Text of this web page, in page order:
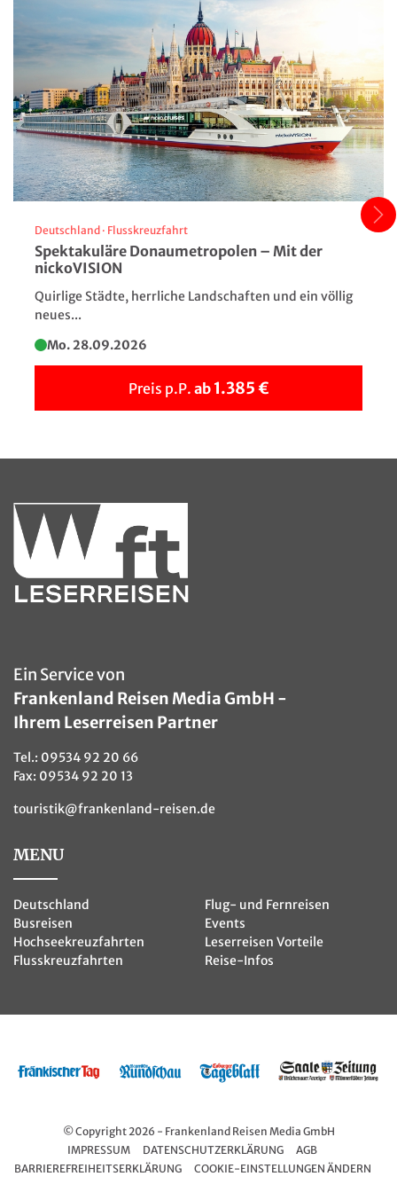
Prag - Weihnachtsmarkt
© cge2010 - stock.adobe.com
WLAN und sorgen für einen komfortablen Aufenthalt
während Ihrer Reise.
Deutschland · Flusskreuzfahrt
Spektakuläre Donaumetropolen – Mit der
nickoVISION
Quirlige Städte, herrliche Landschaften und ein völlig
neues...
Mo. 28.09.2026
Preis p.P. ab 1.385 €
Ein Service von
Frankenland Reisen Media GmbH -
Ihrem Leserreisen Partner
Tel.: 09534 92 20 66
Fax: 09534 92 20 13
touristik@frankenland-reisen.de
MENU
Deutschland
Busreisen
Hochseekreuzfahrten
Flusskreuzfahrten
Flug- und Fernreisen
Events
Leserreisen Vorteile
Reise-Infos
© Copyright 2026 - Frankenland Reisen Media GmbH
IMPRESSUM
DATENSCHUTZERKLÄRUNG
AGB
BARRIEREFREIHEITSERKLÄRUNG
COOKIE-EINSTELLUNGEN ÄNDERN